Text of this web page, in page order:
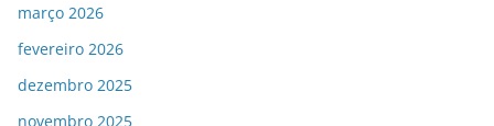
março 2026
fevereiro 2026
dezembro 2025
novembro 2025